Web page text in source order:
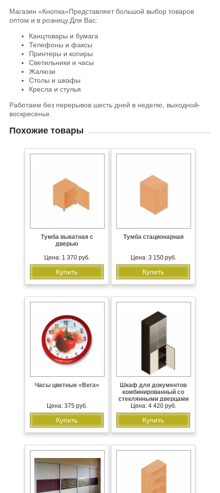
Магазин «Кнопка»Представляет большой выбор товаров
оптом и в розницу.Для Вас:
Канцтовары и бумага
Телефоны и факсы
Принтеры и копиры
Светильники и часы
Жалюзи
Столы и шкафы
Кресла и стулья
Работаем без перерывов шесть дней в неделю, выходной-
воскресенье.
Похожие товары
Тумба выкатная с
дверью
Цена: 1 370 руб.
Купить
Тумба стационарная
Цена: 3 150 руб.
Купить
Часы цветные «Вега»
Цена: 375 руб.
Купить
Шкаф для документов
комбинированный со
стеклянными дверцами
Цена: 4 420 руб.
Купить